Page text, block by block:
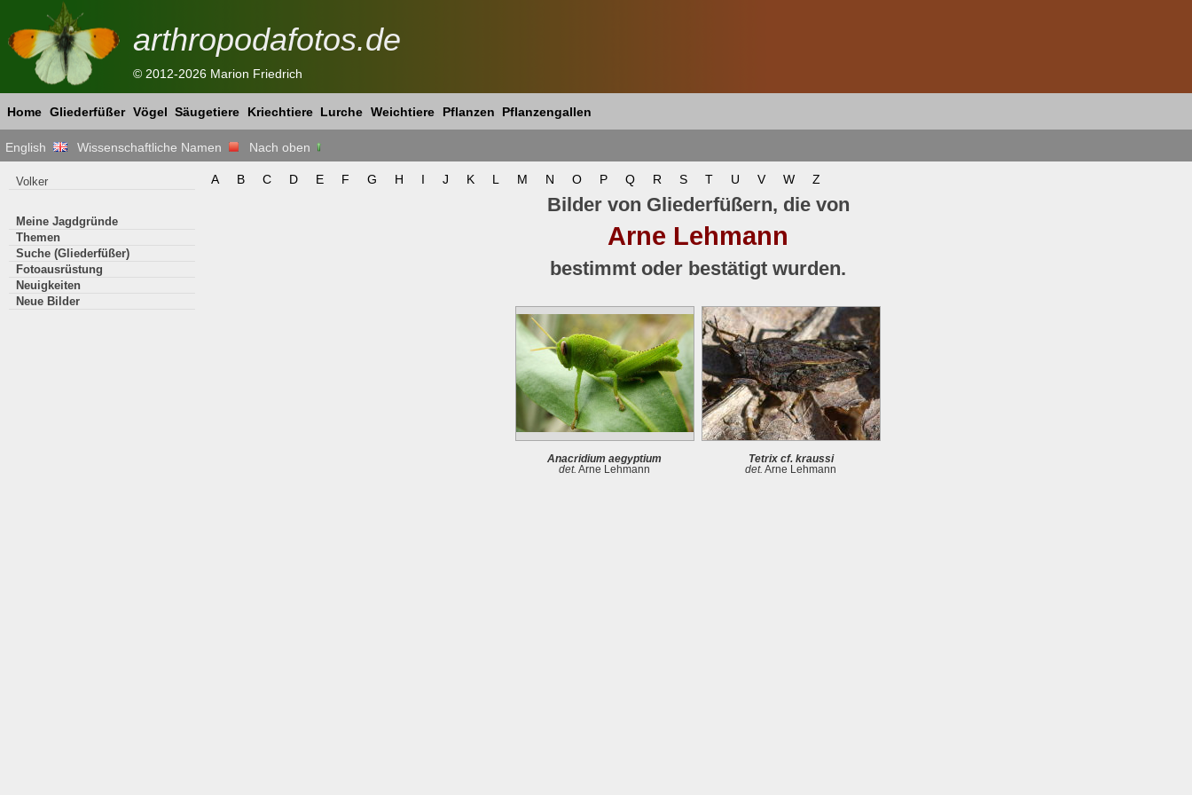
arthropodafotos.de
© 2012-2026 Marion Friedrich
Home Gliederfüßer Vögel Säugetiere Kriechtiere Lurche Weichtiere Pflanzen Pflanzengallen
English Wissenschaftliche Namen Nach oben
A B C D E F G H I J K L M N O P Q R S T U V W Z
Bilder von Gliederfüßern, die von
Arne Lehmann
bestimmt oder bestätigt wurden.
Anacridium aegyptium
det. Arne Lehmann
Tetrix cf. kraussi
det. Arne Lehmann
Volker
Meine Jagdgründe
Themen
Suche (Gliederfüßer)
Fotoausrüstung
Neuigkeiten
Neue Bilder